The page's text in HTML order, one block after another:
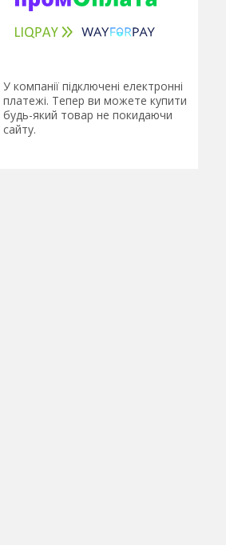
У компанії підключені електронні
платежі. Тепер ви можете купити
будь-який товар не покидаючи
сайту.